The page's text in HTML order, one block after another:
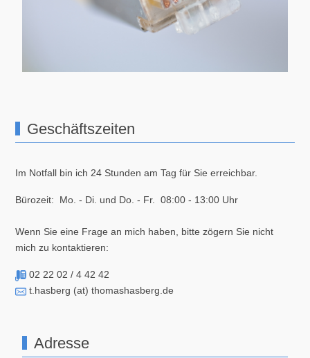
Geschäftszeiten
Im Notfall bin ich 24 Stunden am Tag für Sie erreichbar.
Bürozeit: Mo. - Di. und Do. - Fr. 08:00 - 13:00 Uhr
Wenn Sie eine Frage an mich haben, bitte zögern Sie nicht
mich zu kontaktieren:
02 22 02 / 4 42 42
t.hasberg (at) thomashasberg.de
Adresse